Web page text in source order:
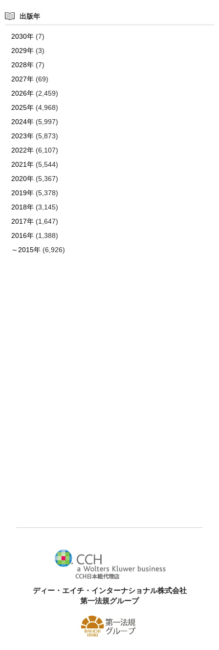
出版年
2030年(7)
2029年(3)
2028年(7)
2027年(69)
2026年(2,459)
2025年(4,968)
2024年(5,997)
2023年(5,873)
2022年(6,107)
2021年(5,544)
2020年(5,367)
2019年(5,378)
2018年(3,145)
2017年(1,647)
2016年(1,388)
～2015年(6,926)
ディー・エイチ・インターナショナル株式会社
第一法規グループ